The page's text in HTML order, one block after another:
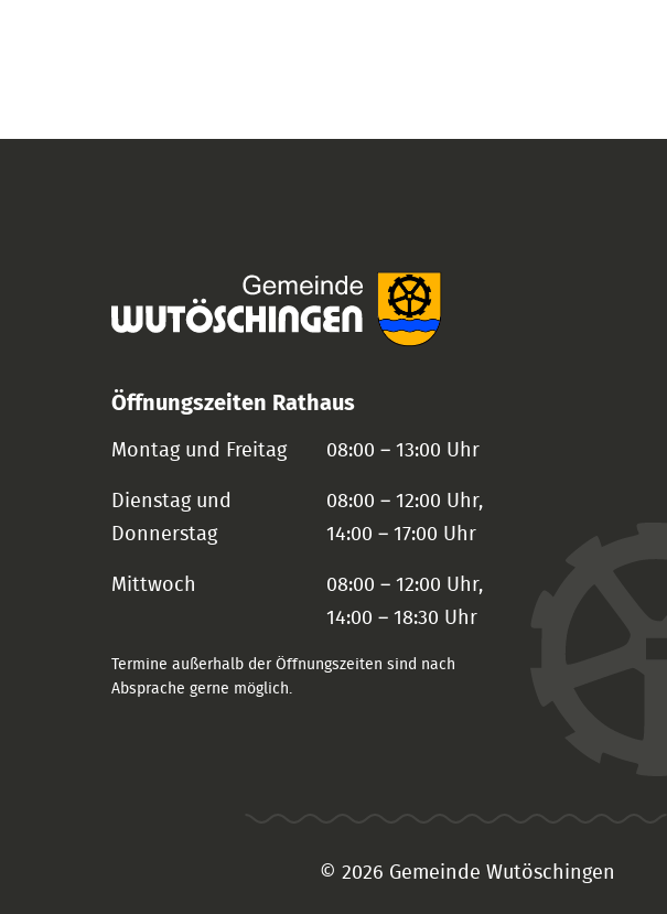
Öffnungszeiten Rathaus
Montag und Freitag 08:00 – 13:00 Uhr
Dienstag und
Donnerstag
08:00 – 12:00 Uhr,
14:00 – 17:00 Uhr
Mittwoch
08:00 – 12:00 Uhr,
14:00 – 18:30 Uhr
Termine außerhalb der Öffnungszeiten sind nach
Absprache gerne möglich.
© 2026 Gemeinde Wutöschingen